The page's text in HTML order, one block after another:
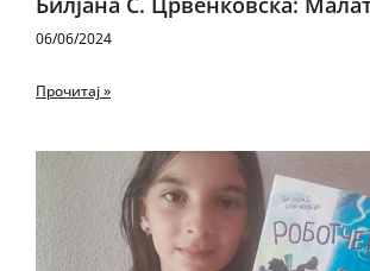
06/06/2024
Прочитај »